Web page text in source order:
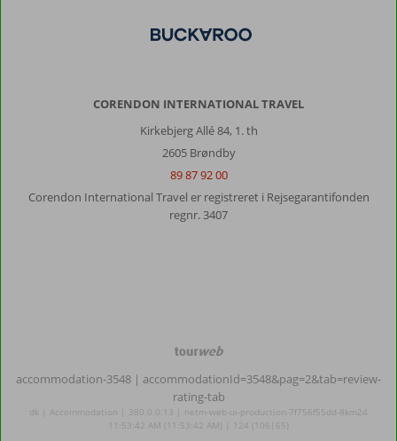
CORENDON INTERNATIONAL TRAVEL
Kirkebjerg Allé 84, 1. th
2605 Brøndby
89 87 92 00
Corendon International Travel er registreret i Rejsegarantifonden
regnr. 3407
TourWeb
©
NetMatch
accommodation-3548 | accommodationId=3548&pag=2&tab=review-
rating-tab
dk | Accommodation | 380.0.0.13 | netm-web-ui-production-7f756f55dd-8km24
11:53:42 AM (11:53:42 AM) | 124 (106|65)